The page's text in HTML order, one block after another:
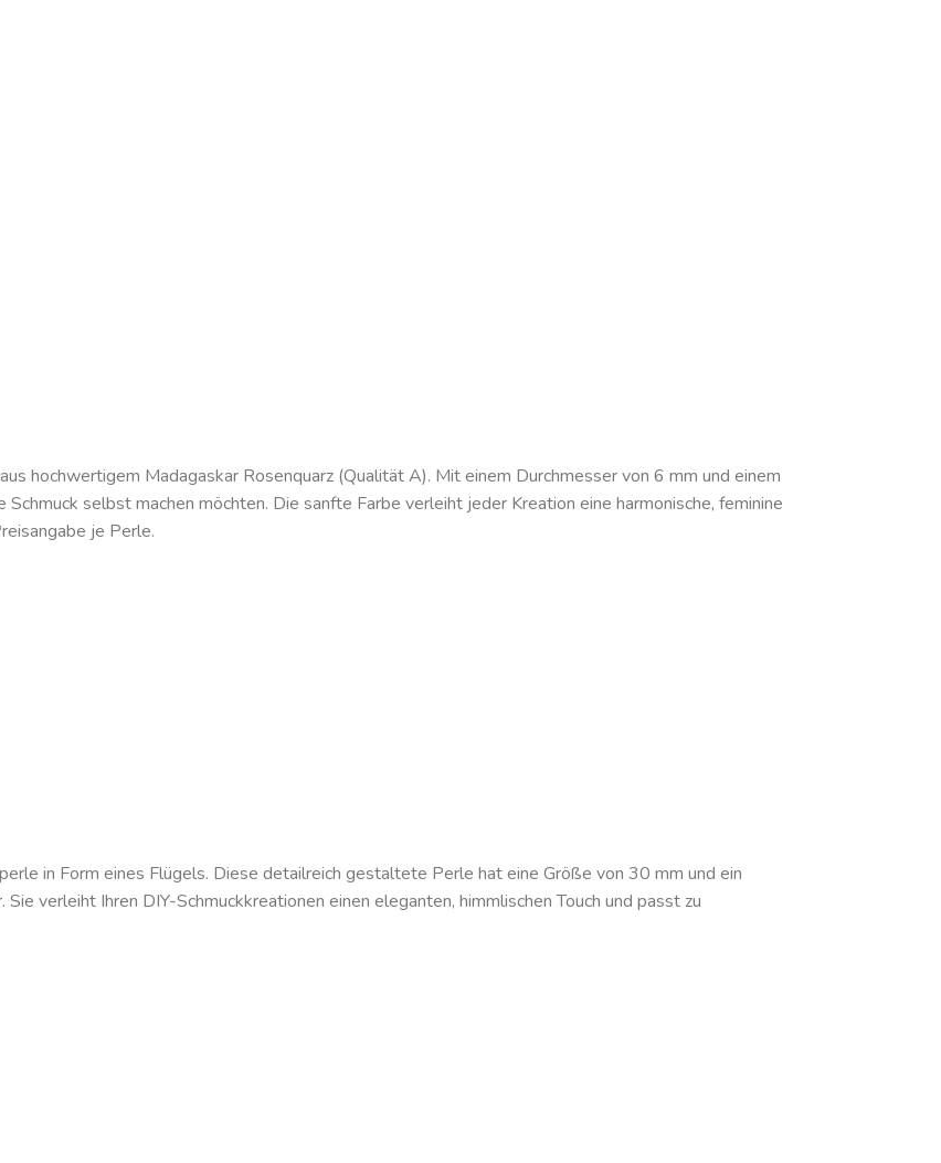
hochwertigem Madagaskar Rosenquarz (Qualität A). Mit einem Durchmesser von 6 mm und einem
selbst machen möchten. Die sanfte Farbe verleiht jeder Kreation eine harmonische, feminine
je Perle.
in Form eines Flügels. Diese detailreich gestaltete Perle hat eine Größe von 30 mm und ein
verleiht Ihren DIY-Schmuckkreationen einen eleganten, himmlischen Touch und passt zu